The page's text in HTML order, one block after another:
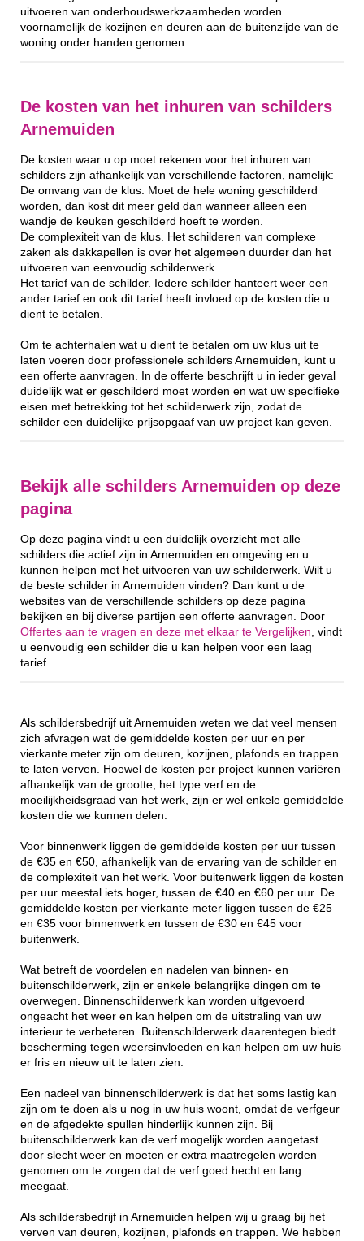
uitvoeren van onderhoudswerkzaamheden worden
voornamelijk de kozijnen en deuren aan de buitenzijde van de
woning onder handen genomen.
De kosten van het inhuren van schilders
Arnemuiden
De kosten waar u op moet rekenen voor het inhuren van
schilders zijn afhankelijk van verschillende factoren, namelijk:
De omvang van de klus. Moet de hele woning geschilderd
worden, dan kost dit meer geld dan wanneer alleen een
wandje de keuken geschilderd hoeft te worden.
De complexiteit van de klus. Het schilderen van complexe
zaken als dakkapellen is over het algemeen duurder dan het
uitvoeren van eenvoudig schilderwerk.
Het tarief van de schilder. Iedere schilder hanteert weer een
ander tarief en ook dit tarief heeft invloed op de kosten die u
dient te betalen.
Om te achterhalen wat u dient te betalen om uw klus uit te
laten voeren door professionele schilders Arnemuiden, kunt u
een offerte aanvragen. In de offerte beschrijft u in ieder geval
duidelijk wat er geschilderd moet worden en wat uw specifieke
eisen met betrekking tot het schilderwerk zijn, zodat de
schilder een duidelijke prijsopgaaf van uw project kan geven.
Bekijk alle schilders Arnemuiden op deze
pagina
Op deze pagina vindt u een duidelijk overzicht met alle
schilders die actief zijn in Arnemuiden en omgeving en u
kunnen helpen met het uitvoeren van uw schilderwerk. Wilt u
de beste schilder in Arnemuiden vinden? Dan kunt u de
websites van de verschillende schilders op deze pagina
bekijken en bij diverse partijen een offerte aanvragen. Door
Offertes aan te vragen en deze met elkaar te Vergelijken , vindt
u eenvoudig een schilder die u kan helpen voor een laag
tarief.
Als schildersbedrijf uit Arnemuiden weten we dat veel mensen
zich afvragen wat de gemiddelde kosten per uur en per
vierkante meter zijn om deuren, kozijnen, plafonds en trappen
te laten verven. Hoewel de kosten per project kunnen variëren
afhankelijk van de grootte, het type verf en de
moeilijkheidsgraad van het werk, zijn er wel enkele gemiddelde
kosten die we kunnen delen.
Voor binnenwerk liggen de gemiddelde kosten per uur tussen
de €35 en €50, afhankelijk van de ervaring van de schilder en
de complexiteit van het werk. Voor buitenwerk liggen de kosten
per uur meestal iets hoger, tussen de €40 en €60 per uur. De
gemiddelde kosten per vierkante meter liggen tussen de €25
en €35 voor binnenwerk en tussen de €30 en €45 voor
buitenwerk.
Wat betreft de voordelen en nadelen van binnen- en
buitenschilderwerk, zijn er enkele belangrijke dingen om te
overwegen. Binnenschilderwerk kan worden uitgevoerd
ongeacht het weer en kan helpen om de uitstraling van uw
interieur te verbeteren. Buitenschilderwerk daarentegen biedt
bescherming tegen weersinvloeden en kan helpen om uw huis
er fris en nieuw uit te laten zien.
Een nadeel van binnenschilderwerk is dat het soms lastig kan
zijn om te doen als u nog in uw huis woont, omdat de verfgeur
en de afgedekte spullen hinderlijk kunnen zijn. Bij
buitenschilderwerk kan de verf mogelijk worden aangetast
door slecht weer en moeten er extra maatregelen worden
genomen om te zorgen dat de verf goed hecht en lang
meegaat.
Als schildersbedrijf in Arnemuiden helpen wij u graag bij het
verven van deuren, kozijnen, plafonds en trappen. We hebben